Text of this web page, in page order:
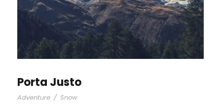
Porta Justo
Adventure / Snow